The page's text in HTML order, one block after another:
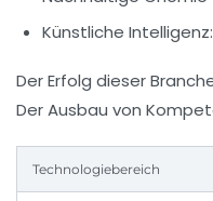
Künstliche Intelligenz:
Der Erfolg dieser
Der Ausbau von
Technologiebereich